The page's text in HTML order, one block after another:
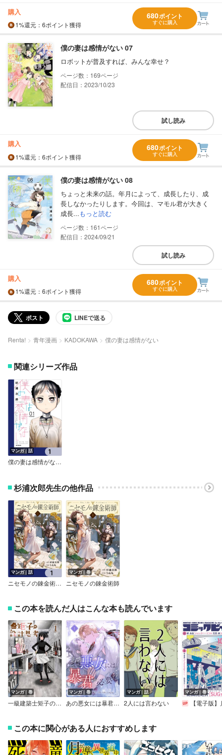
購入
1%還元 ：6ポイント獲得
680ポイント
すぐに購入
僕の妻は感情がない 07
ロボットが普及すれば、みんな幸せ？
169
配信日：2023/10/23
試し読み
購入
1%還元 ：6ポイント獲得
680ポイント
すぐに購入
僕の妻は感情がない 08
ちょっと未来の話。年月によって、成長したり、成
長しなかったりします。今回は、マモル君が大きく
成長...もっと読む
161
配信日：2024/09/21
試し読み
購入
1%還元 ：6ポイント獲得
680ポイント
すぐに購入
ポスト LINEで送る
Renta! 青年漫画 KADOKAWA 僕の妻は感情がない
関連シリーズ作品
マンガ｜話
僕の妻は感情がない【分冊版】
杉浦次郎先生の他作品
マンガ｜話
ニセモノの錬金術師【分冊版】
マンガ｜巻
ニセモノの錬金術師
この本を読んだ人はこんな本も読んでいます
マンガ｜巻
一級建築士矩子の設計思考
マンガ｜巻
あの悪女には暴君が必要だ
マンガ｜話
2人には言わない
マンガ｜巻
【電子版】月刊コミック
この本に関心がある人におすすめします